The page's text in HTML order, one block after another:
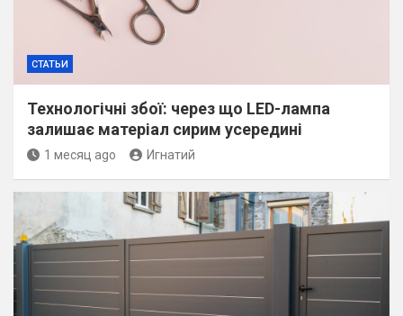
СТАТЬИ
Технологічні збої: через що LED-лампа
залишає матеріал сирим усередині
1 месяц ago Игнатий